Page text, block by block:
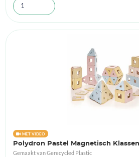
MET VIDEO
Polydron Pastel Magnetisch
Gemaakt van Gerecycled Plastic